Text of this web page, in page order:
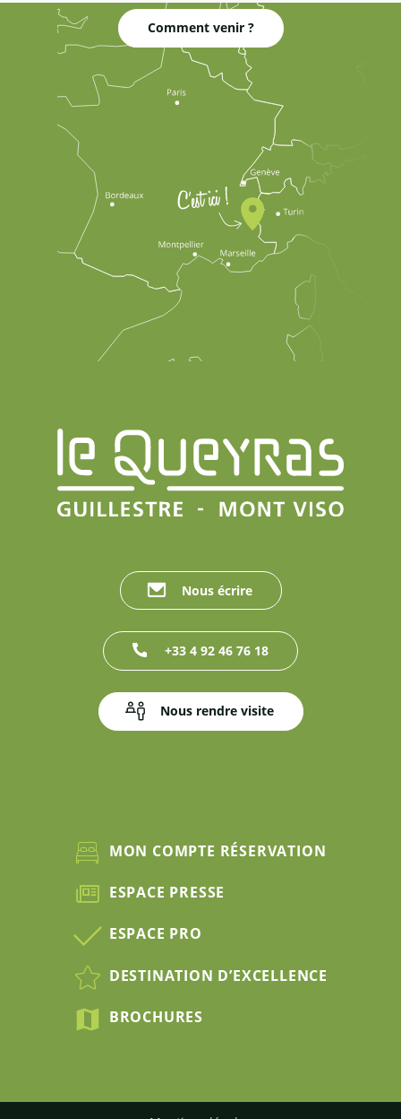
Comment venir ?
Nous écrire
+33 4 92 46 76 18
Nous rendre visite
MON COMPTE RÉSERVATION
ESPACE PRESSE
ESPACE PRO
DESTINATION D’EXCELLENCE
BROCHURES